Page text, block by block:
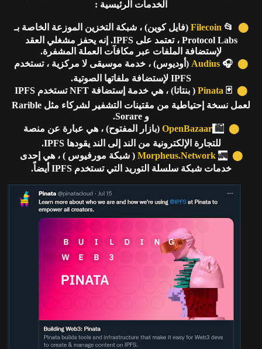
الخدمات الرئيسية :
⬤
📂
Filecoin (فايل كوين) ، شبكة التخزين الموزعة الخاصة بـ
Protocol Labs ، تعتمد على IPFS. إنه يحفز مشغلي العقد
لإستضافة الملفات عبر مكافآت العملة المشفرة.
⬤
🎧
Audius (أوديوس) ، خدمة موسيقى لا مركزية ، تستخدم
IPFS لإستضافة ملفاتها الصوتية.
⬤
🃏
Pinata
( بنتاتا) ، هي خدمة إستضافة NFT تستخدم IPFS
لعمل نسخة إحتياطية من مقتينات التشفير لشركاء مثل Rarible
و Sorare.
⬤
🛍️
OpenBazaar (بازار المفتوح) ، هي عبارة عن منصة
للتجارة الإلكترونية من الند إلى الند يقودها IPFS.
⬤
🚛
Morpheus.Network ( شبكة مورفيوس ) ، هي إحدى
خدمات شبكة سلسلة التوريد التي تستخدم IPFS أيضاً.